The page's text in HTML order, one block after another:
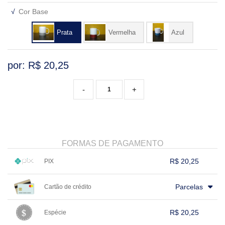
√ Cor Base
Prata Vermelha Azul
por: R$ 20,25
+
-
FORMAS DE PAGAMENTO
PIX R$ 20,25
..
Cartão de crédito Parcelas
...
Espécie R$ 20,25